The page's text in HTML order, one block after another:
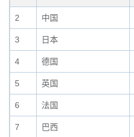
2 中国
3 日本
4 德国
5 英国
6 法国
7 巴西